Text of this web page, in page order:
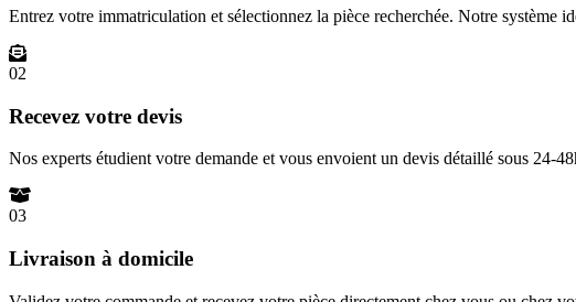
Entrez votre immatriculation et sélectionnez la pièce recherchée. Notre système
02
Recevez votre devis
Nos experts étudient votre demande et vous envoient un devis détaillé sous 24-
03
Livraison à domicile